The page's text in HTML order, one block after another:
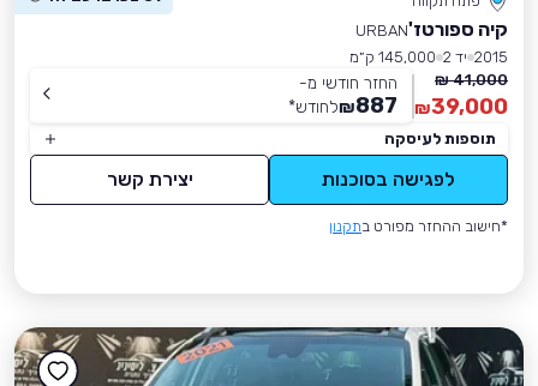
קיה ספורטז'URBAN
2015 יד 2
145,000 ק״מ
41,000 ₪
39,000
₪
החזר חודשי מ-
887
₪לחודש*
תוספות לעיסקה
לפגישה בסוכנות יצירת קשר
*חישוב ההחזר מפורט בתקנון